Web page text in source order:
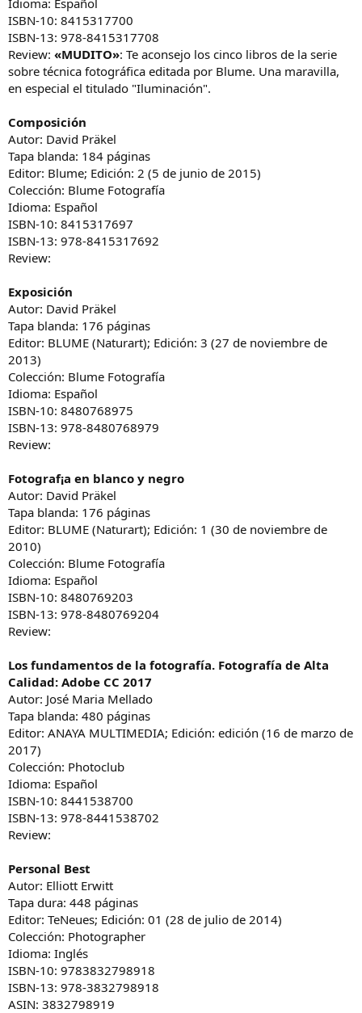
Idioma: Español
ISBN-10: 8415317700
ISBN-13: 978-8415317708
Review: «MUDITO»: Te aconsejo los cinco libros de la serie
sobre técnica fotográfica editada por Blume. Una maravilla,
en especial el titulado "Iluminación".
Composición
Autor: David Präkel
Tapa blanda: 184 páginas
Editor: Blume; Edición: 2 (5 de junio de 2015)
Colección: Blume Fotografía
Idioma: Español
ISBN-10: 8415317697
ISBN-13: 978-8415317692
Review:
Exposición
Autor: David Präkel
Tapa blanda: 176 páginas
Editor: BLUME (Naturart); Edición: 3 (27 de noviembre de
2013)
Colección: Blume Fotografía
Idioma: Español
ISBN-10: 8480768975
ISBN-13: 978-8480768979
Review:
Fotograf¡a en blanco y negro
Autor: David Präkel
Tapa blanda: 176 páginas
Editor: BLUME (Naturart); Edición: 1 (30 de noviembre de
2010)
Colección: Blume Fotografía
Idioma: Español
ISBN-10: 8480769203
ISBN-13: 978-8480769204
Review:
Los fundamentos de la fotografía. Fotografía de Alta
Calidad: Adobe CC 2017
Autor: José Maria Mellado
Tapa blanda: 480 páginas
Editor: ANAYA MULTIMEDIA; Edición: edición (16 de marzo de
2017)
Colección: Photoclub
Idioma: Español
ISBN-10: 8441538700
ISBN-13: 978-8441538702
Review:
Personal Best
Autor: Elliott Erwitt
Tapa dura: 448 páginas
Editor: TeNeues; Edición: 01 (28 de julio de 2014)
Colección: Photographer
Idioma: Inglés
ISBN-10: 9783832798918
ISBN-13: 978-3832798918
ASIN: 3832798919